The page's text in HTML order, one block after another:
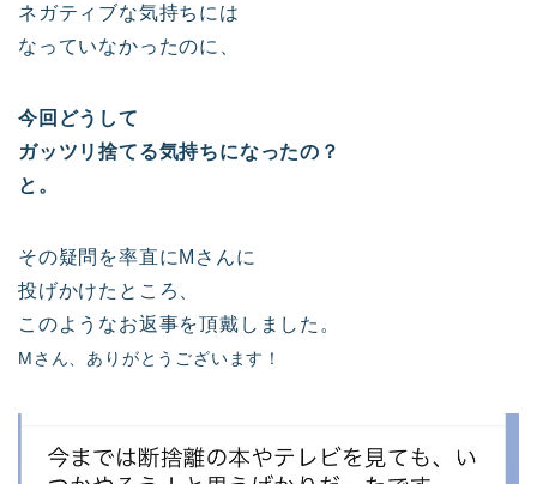
ネガティブな気持ちには
なっていなかったのに、
今回どうして
ガッツリ捨てる気持ちになったの？
と。
その疑問を率直にMさんに
投げかけたところ、
このようなお返事を頂戴しました。
Mさん、ありがとうございます！